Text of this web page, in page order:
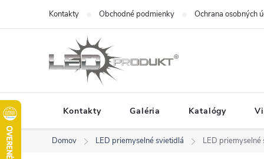
obsah
Kontakty Obchodné podmienky Ochrana osobných
Kontakty Galéria Katalógy
Domov LED priemyselné svietidlá LED